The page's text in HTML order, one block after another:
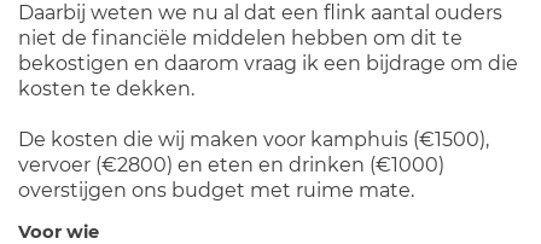
Daarbij weten we nu al dat een flink aantal ouders
niet de financiële middelen hebben om dit te
bekostigen en daarom vraag ik een bijdrage om die
kosten te dekken.
De kosten die wij maken voor kamphuis (€1500),
vervoer (€2800) en eten en drinken (€1000)
overstijgen ons budget met ruime mate.
Voor wie